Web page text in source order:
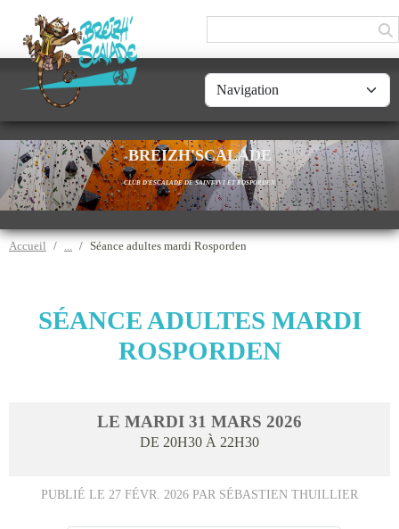
BREIZH'SCALADE
CLUB D'ESCALADE DE SAINT-YVI ET ROSPORDEN
Accueil Séance adultes mardi Rosporden
SÉANCE ADULTES MARDI
ROSPORDEN
LE MARDI 31 MARS 2026
DE 20H30 À 22H30
PUBLIÉ LE 27 FÉVR. 2026 PAR SÉBASTIEN THUILLIER